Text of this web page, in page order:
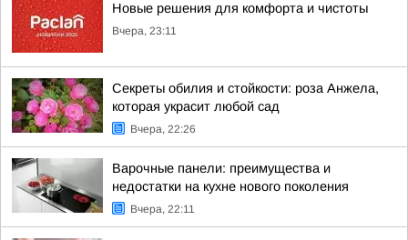
Новые решения для комфорта и чистоты
Вчера, 23:11
Секреты обилия и стойкости: роза Анжела,
которая украсит любой сад
Вчера, 22:26
Варочные панели: преимущества и
недостатки на кухне нового поколения
Вчера, 22:11